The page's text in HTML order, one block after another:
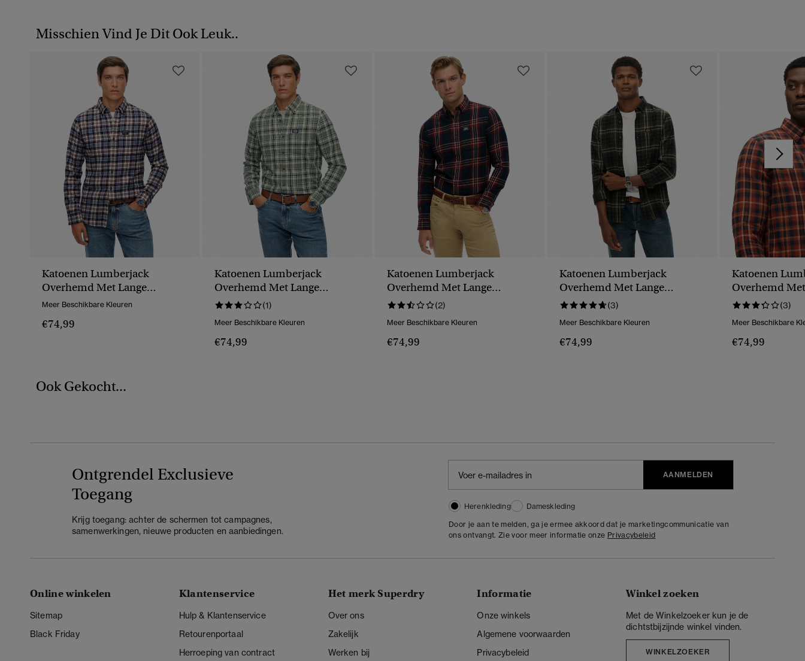
Misschien Vind Je Dit Ook Leuk..
Katoenen Lumberjack
Overhemd Met Lange
Mouwen
Meer Beschikbare Kleuren
€74,99
Katoenen Lumberjack
Overhemd Met Lange
Mouwen (1)
Meer Beschikbare Kleuren
€74,99
Katoenen Lumberjack
Overhemd Met Lange
Mouwen (2)
Meer Beschikbare Kleuren
€74,99
Katoenen Lumberjack
Overhemd Met Lange
Mouwen (3)
Meer Beschikbare Kleuren
€74,99
Katoenen
Overhemd
Mouwen (3)
Meer Beschikbare
€74,99
Ook Gekocht...
Ontgrendel Exclusieve
Toegang
Krijg toegang: achter de schermen tot campagnes,
samenwerkingen, nieuwe producten en aanbiedingen.
AANMELDEN
Herenkleding
Dameskleding
Door je aan te melden, ga je ermee akkoord dat je marketingcommunicatie van
ons ontvangt. Zie voor meer informatie onze Privacybeleid
Online winkelen
Sitemap
Black Friday
Klantenservice
Hulp & Klantenservice
Retourenportaal
Herroeping van contract
Het merk Superdry
Over ons
Zakelijk
Werken bij
Informatie
Onze winkels
Algemene voorwaarden
Privacybeleid
Winkel zoeken
Met de Winkelzoeker kun je de
dichtstbijzijnde winkel vinden.
WINKELZOEKER